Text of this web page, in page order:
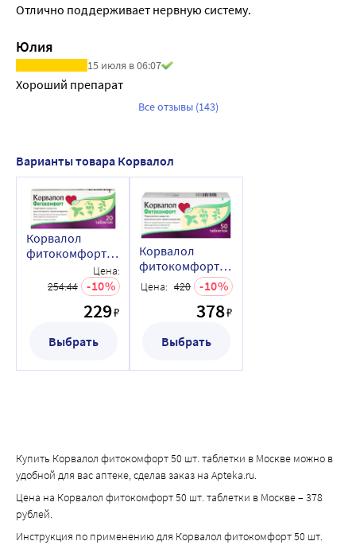
Отлично поддерживает нервную систему.
Юлия
15 июля в 06:07
Хороший препарат
Все отзывы (143)
Варианты товара Корвалол
Корвалол
фитокомфорт
20 шт. таблетки
Цена:
254.44
10
229₽
Выбрать
Корвалол
фитокомфорт
50 шт. таблетки
Цена: 420 10
378₽
Выбрать
Купить Корвалол фитокомфорт 50 шт. таблетки в Москве можно в
удобной для вас аптеке, сделав заказ на Apteka.ru.
Цена на Корвалол фитокомфорт 50 шт. таблетки в Москве – 378
рублей.
Инструкция по применению для Корвалол фитокомфорт 50 шт.